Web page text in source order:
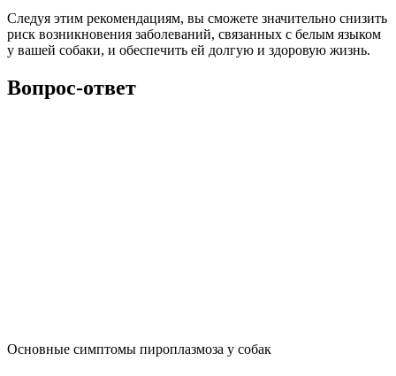
Следуя этим рекомендациям, вы сможете значительно снизить
риск возникновения заболеваний, связанных с белым языком
у вашей собаки, и обеспечить ей долгую и здоровую жизнь.
Вопрос-ответ
Основные симптомы пироплазмоза у собак